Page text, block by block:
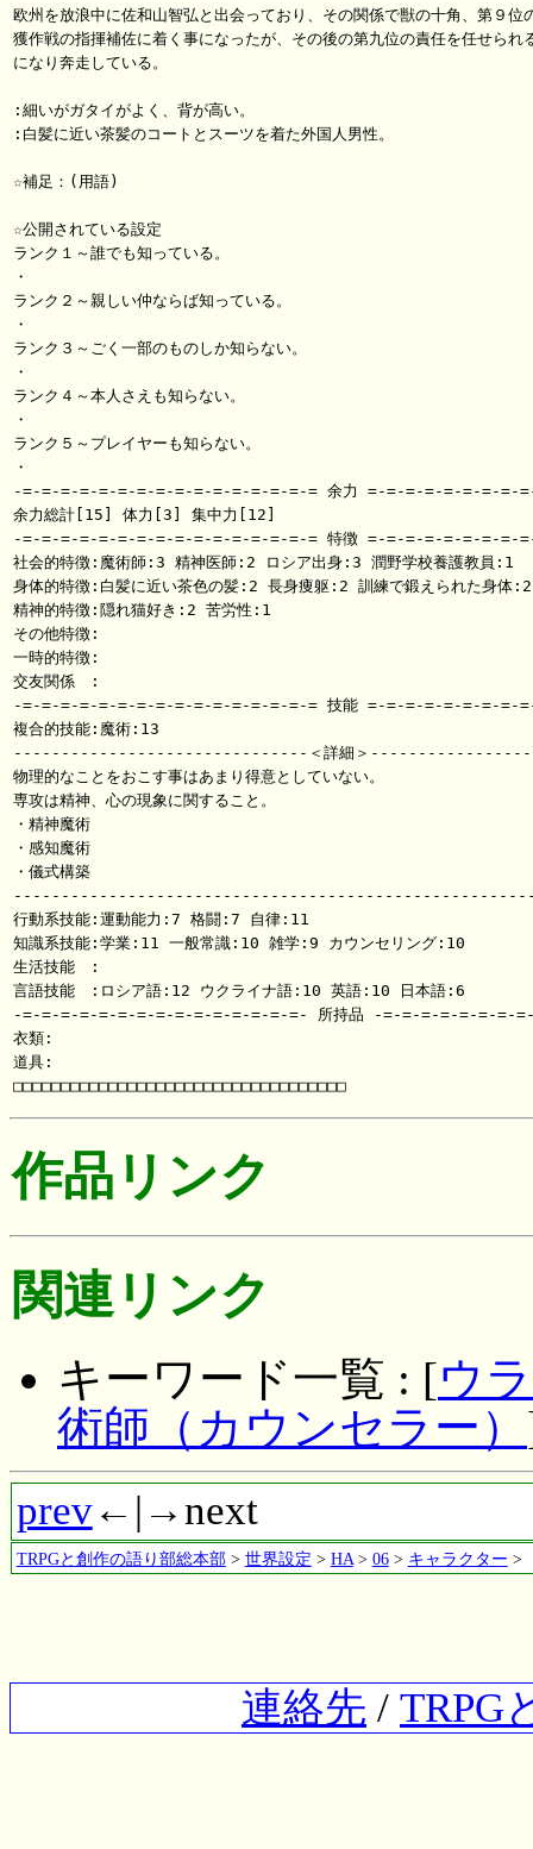
欧州を放浪中に佐和山智弘と出会っており、その関係で獣の十角、第９位
獲作戦の指揮補佐に着く事になったが、その後の第九位の責任を任せられ
になり奔走している。
:細いがガタイがよく、背が高い。
:白髪に近い茶髪のコートとスーツを着た外国人男性。
☆補足：(用語)
☆公開されている設定
ランク１～誰でも知っている。
・
ランク２～親しい仲ならば知っている。
・
ランク３～ごく一部のものしか知らない。
・
ランク４～本人さえも知らない。
・
ランク５～プレイヤーも知らない。
・
-=-=-=-=-=-=-=-=-=-=-=-=-=-=-=-= 余力 =-=-=-=-=-=-=-=-
余力総計[15] 体力[3] 集中力[12]
-=-=-=-=-=-=-=-=-=-=-=-=-=-=-=-= 特徴 =-=-=-=-=-=-=-=-
社会的特徴:魔術師:3 精神医師:2 ロシア出身:3 潤野学校養護教員:1
身体的特徴:白髪に近い茶色の髪:2 長身痩躯:2 訓練で鍛えられた身体:2
精神的特徴:隠れ猫好き:2 苦労性:1
その他特徴:
一時的特徴:
交友関係　:
-=-=-=-=-=-=-=-=-=-=-=-=-=-=-=-= 技能 =-=-=-=-=-=-=-=-
複合的技能:魔術:13
-------------------------------＜詳細＞
物理的なことをおこす事はあまり得意としていない。
専攻は精神、心の現象に関すること。
・精神魔術
・感知魔術
・儀式構築
行動系技能:運動能力:7 格闘:7 自律:11
知識系技能:学業:11 一般常識:10 雑学:9 カウンセリング:10
生活技能　:
言語技能　:ロシア語:12 ウクライナ語:10 英語:10 日本語:6
-=-=-=-=-=-=-=-=-=-=-=-=-=-=-=- 所持品 -=-=-=-=-=-=-=-
衣類:
道具:
□□□□□□□□□□□□□□□□□□□□□□□□□□□□□□□□□□□
作品リンク
関連リンク
キーワード一覧 : [ウ
術師（カウンセラー）
prev←|→next
TRPGと創作の語り部総本部> 世界設定 > HA> 06> キャラクター >
連絡先 / TRPG